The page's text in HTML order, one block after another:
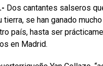
Dos cantantes salseros
tierra, se han ganado
país, hasta ser
en Madrid.